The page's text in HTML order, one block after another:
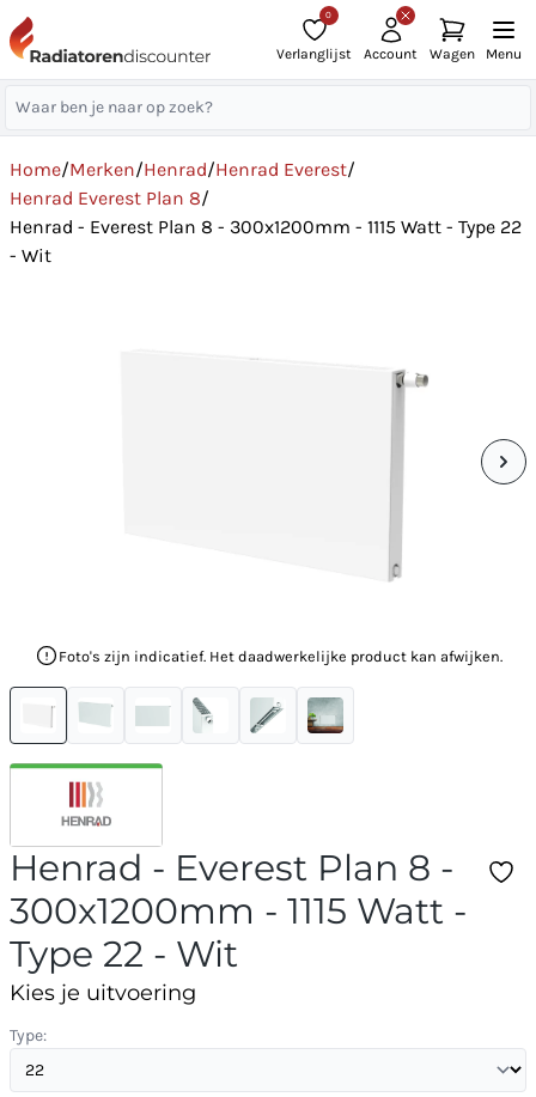
0
Verlanglijst Account Wagen Menu
Home/Merken/Henrad/Henrad Everest/
Henrad Everest Plan 8/
Henrad - Everest Plan 8 - 300x1200mm - 1115 Watt - Type 22
- Wit
Foto's zijn indicatief. Het daadwerkelijke product kan afwijken.
Henrad - Everest Plan 8 -
300x1200mm - 1115 Watt -
Type 22 - Wit
Kies je uitvoering
Type: